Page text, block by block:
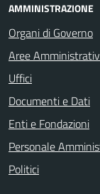
AMMINISTRAZIONE
Organi di Governo
Aree
Uffici
Documenti e Dati
Enti e Fondazioni
Personale
Politici